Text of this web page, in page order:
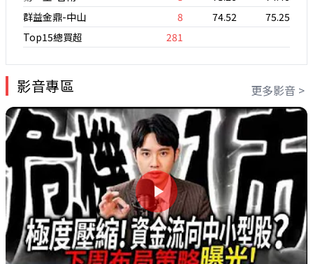
群益金鼎-中山
8 74.52
75.25
Top15總買超
281
影音專區 更多影音 >